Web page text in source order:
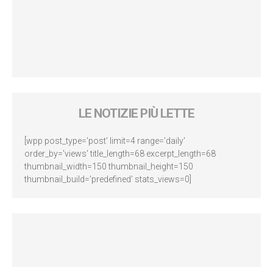
LE NOTIZIE PIÙ LETTE
[wpp post_type='post' limit=4 range='daily'
order_by='views' title_length=68 excerpt_length=68
thumbnail_width=150 thumbnail_height=150
thumbnail_build='predefined' stats_views=0]